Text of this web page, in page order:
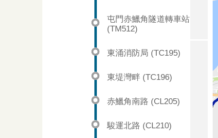
屯門赤鱲角隧道轉車站
(TM512)
東涌消防局 (TC195)
東堤灣畔 (TC196)
赤鱲角南路 (CL205)
駿運北路 (CL210)